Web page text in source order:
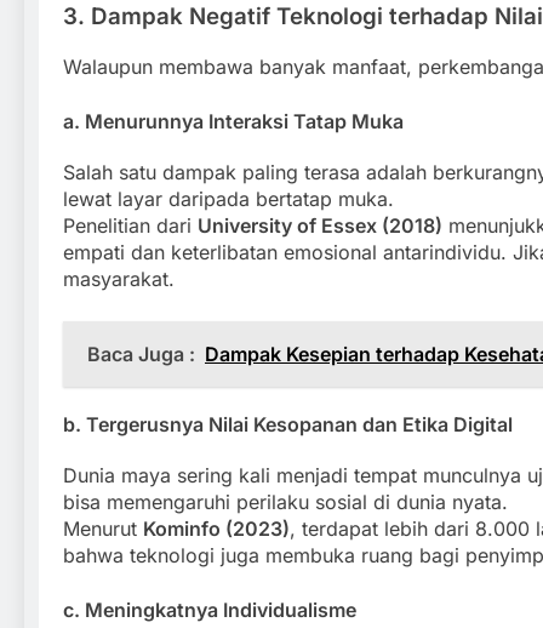
3. Dampak Negatif Teknologi terhadap
Walaupun membawa banyak manfaat,
a. Menurunnya Interaksi Tatap Muka
Salah satu dampak paling terasa adalah
lewat layar daripada bertatap muka.
Penelitian dari University of Essex (2018)
empati dan keterlibatan emosional antarindividu.
masyarakat.
Baca Juga : Dampak Kesepian terhadap
b. Tergerusnya Nilai Kesopanan dan Etika Digital
Dunia maya sering kali menjadi tempat munculnya
bisa memengaruhi perilaku sosial di dunia nyata.
Menurut Kominfo (2023), terdapat lebih dari 8.000
bahwa teknologi juga membuka ruang bagi
c. Meningkatnya Individualisme